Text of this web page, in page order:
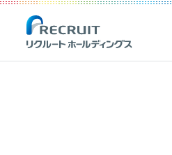
Recruit Holdings